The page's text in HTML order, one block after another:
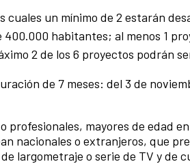
cuales un mínimo de 2 estarán
habitantes; al menos 1
2 de los 6 proyectos podrán
de 7 meses: del 3 de
mayores de edad
nacionales o extranjeros, que
largometraje o serie de TV y de